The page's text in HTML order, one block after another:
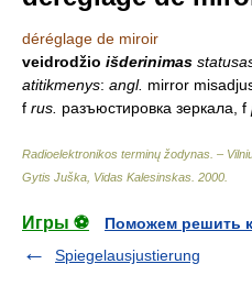
déréglage de miroir
veidrodžio išderinimas
atitikmenys: angl. mirror
f rus. разъюстировка зеркала, f
Radioelektronikos terminų žodynas. –
Gytis Juška, Vidas Kalesinskas 2000
Игры ⚽
Поможем решить
Spiegelausjustierung